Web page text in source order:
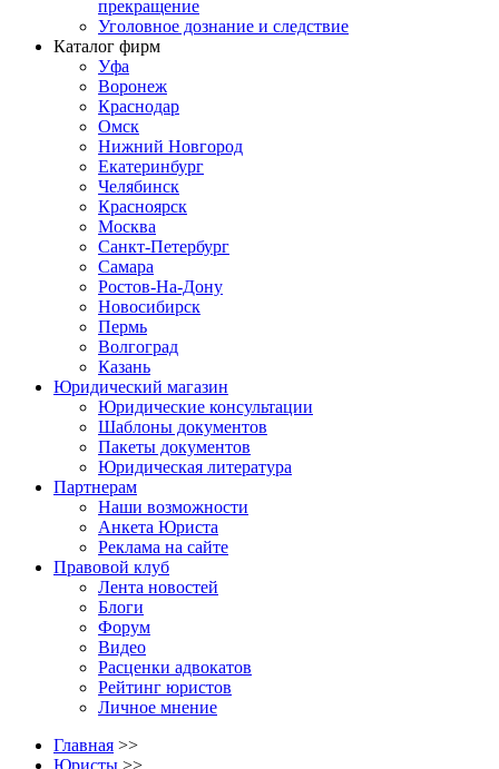
прекращение
Уголовное дознание и следствие
Каталог фирм
Уфа
Воронеж
Краснодар
Омск
Нижний Новгород
Екатеринбург
Челябинск
Красноярск
Москва
Санкт-Петербург
Самара
Ростов-На-Дону
Новосибирск
Пермь
Волгоград
Казань
Юридический магазин
Юридические консультации
Шаблоны документов
Пакеты документов
Юридическая литература
Партнерам
Наши возможности
Анкета Юриста
Реклама на сайте
Правовой клуб
Лента новостей
Блоги
Форум
Видео
Расценки адвокатов
Рейтинг юристов
Личное мнение
Главная >>
Юристы >>